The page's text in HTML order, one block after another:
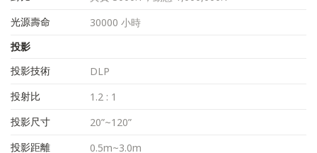
光源壽命
30000 小時
投影
投影技術
DLP
投射比
1.2 : 1
投影尺寸
20”~120”
投影距離
0.5m~3.0m